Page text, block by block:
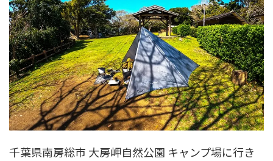
千葉県南房総市 大房岬自然公園 キャンプ場に行き